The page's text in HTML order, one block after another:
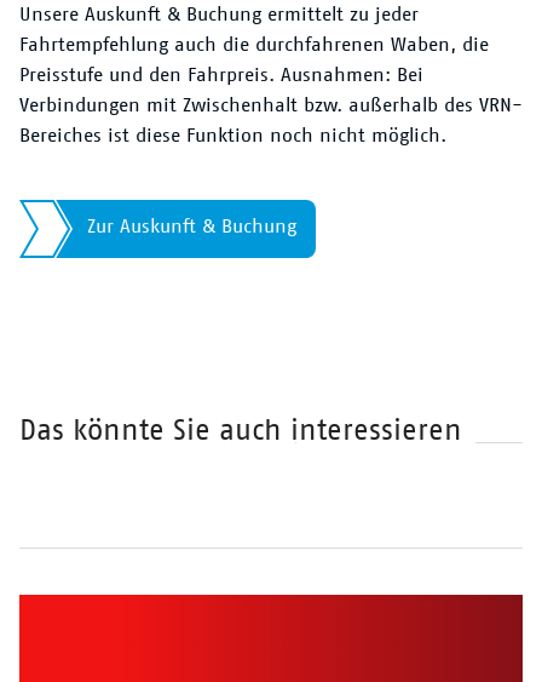
Unsere Auskunft & Buchung ermittelt zu jeder
Fahrtempfehlung auch die durchfahrenen Waben, die
Preisstufe und den Fahrpreis. Ausnahmen: Bei
Verbindungen mit Zwischenhalt bzw. außerhalb des VRN-
Bereiches ist diese Funktion noch nicht möglich.
Zur Auskunft & Buchung
Das könnte Sie auch interessieren